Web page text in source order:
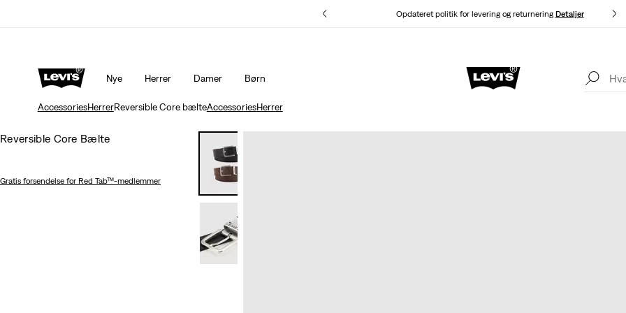
Opdateret politik for levering og returnering Detaljer
Nye Herrer Damer Børn
Sale: Op til 50% + ekstra 10% rabat*
AccessoriesHerrerReversible Core bælteAccessoriesHerrer
Reversible Core Bælte
Gratis forsendelse for Red Tab™-medlemmer